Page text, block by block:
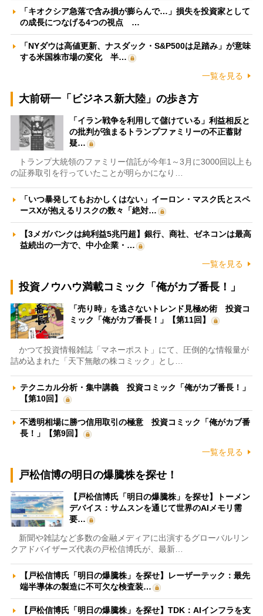
「キオクシア急落で含み損が膨らんで…」損失を投資家として
の成長につなげる4つの視点 …
「NYダウは高値更新、ナスダック・S&P500は足踏み」が意味
する米国株市場の変化 半…
一覧を見る
大前研一「ビジネス新大陸」の歩き方
「イラン戦争を利用して儲けている」利益相反と
の批判が強まるトランプファミリーの不正蓄財
疑…
トランプ大統領のファミリー信託が今年1～3月に3000回以上も
の証券取引を行っていたことが明らかになり…
「いつ暴発してもおかしくはない」イーロン・マスク氏とスペ
ースXが抱えるリスクの数々「絶対…
【3メガバンクは純利益5兆円超】銀行、商社、ゼネコンは最高
益続出の一方で、中小企業・…
一覧を見る
投資ノウハウ満載コミック「俺がカブ番長！」
「売り時」を逃さないトレンド見極め術 投資コ
ミック「俺がカブ番長！」【第11回】
かつて投資情報雑誌「マネーポスト」にて、圧倒的な情報量が
詰め込まれた「天下無敵の株コミック」とし…
テクニカル分析・集中講義 投資コミック「俺がカブ番長！」
【第10回】
不透明相場に勝つ信用取引の極意 投資コミック「俺がカブ番
長！」【第9回】
一覧を見る
戸松信博の明日の爆騰株を探せ！
【戸松信博氏「明日の爆騰株」を探せ】トーメン
デバイス：サムスンを通じて世界のAIメモリ需
要…
新聞や雑誌など多数の金融メディアに出演するグローバルリン
クアドバイザーズ代表の戸松信博氏が、最新…
【戸松信博氏「明日の爆騰株」を探せ】レーザーテック：最先
端半導体の製造に不可欠な検査装…
【戸松信博氏「明日の爆騰株」を探せ】TDK：AIインフラを支